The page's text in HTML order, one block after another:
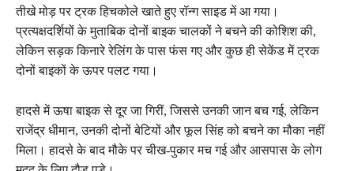
तीखे मोड़ पर ट्रक हिचकोले खाते हुए रॉन्ग साइड में आ गया।
प्रत्यक्षदर्शियों के मुताबिक दोनों बाइक चालकों ने बचने की कोशिश की,
लेकिन सड़क किनारे रेलिंग के पास फंस गए और कुछ ही सेकेंड में ट्रक
दोनों बाइकों के ऊपर पलट गया।
हादसे में ऊषा बाइक से दूर जा गिरीं, जिससे उनकी जान बच गई, लेकिन
राजेंद्र धीमान, उनकी दोनों बेटियों और फूल सिंह को बचने का मौका नहीं
मिला। हादसे के बाद मौके पर चीख-पुकार मच गई और आसपास के लोग